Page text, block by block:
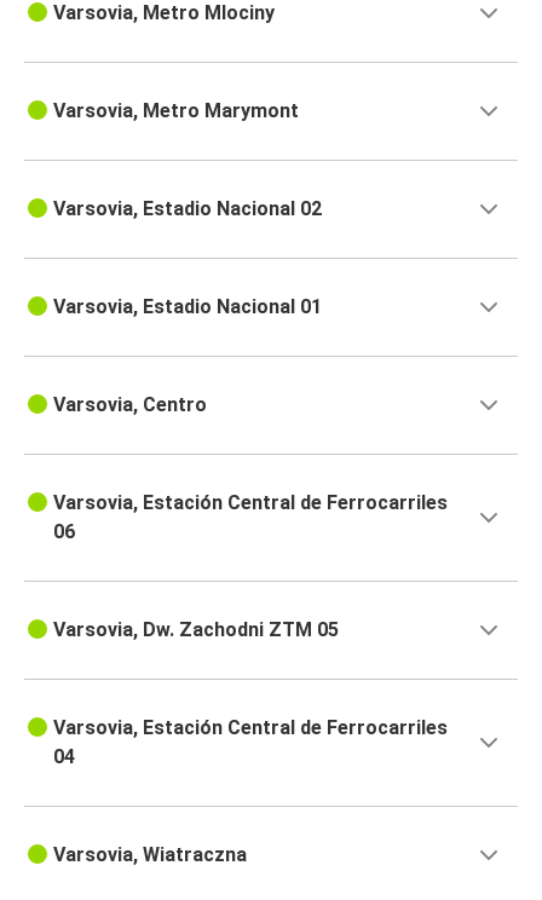
Varsovia, Metro Mlociny
Varsovia, Metro Marymont
Varsovia, Estadio Nacional 02
Varsovia, Estadio Nacional 01
Varsovia, Centro
Varsovia, Estación Central de Ferrocarriles
06
Varsovia, Dw. Zachodni ZTM 05
Varsovia, Estación Central de Ferrocarriles
04
Varsovia, Wiatraczna